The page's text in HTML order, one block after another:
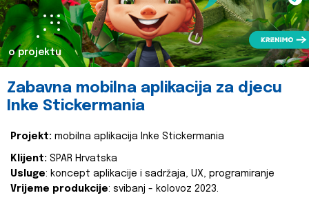
o projektu
Zabavna mobilna aplikacija za djecu
Inke Stickermania
Projekt: mobilna aplikacija Inke Stickermania
Klijent: SPAR Hrvatska
Usluge: koncept aplikacije i sadržaja, UX, programiranje
Vrijeme produkcije: svibanj - kolovoz 2023.